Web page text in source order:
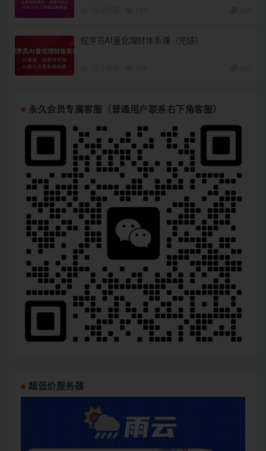
程序员AI量化理财体系课（完结）
永久会员专属客服（普通用户联系右下角客服）
超低价服务器